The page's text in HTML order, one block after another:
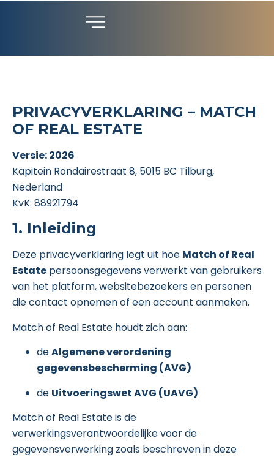
PRIVACYVERKLARING – MATCH
OF REAL ESTATE
Versie: 2026
Kapitein Rondairestraat 8, 5015 BC Tilburg,
Nederland
KvK: 88921794
1. Inleiding
Deze privacyverklaring legt uit hoe Match of Real
Estate persoonsgegevens verwerkt van gebruikers
van het platform, websitebezoekers en personen
die contact opnemen of een account aanmaken.
Match of Real Estate houdt zich aan:
deAlgemene verordening
gegevensbescherming (AVG)
de Uitvoeringswet AVG (UAVG)
Match of Real Estate is de
verwerkingsverantwoordelijke voor de
gegevensverwerking zoals beschreven in deze